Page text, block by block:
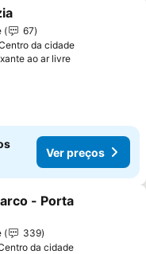
aos favoritos
67
da cidade
ao ar livreVer preços
Ver preços
aos favoritos
- Porta
339
da cidade